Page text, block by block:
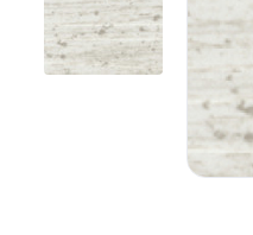
Мебельные образцы,